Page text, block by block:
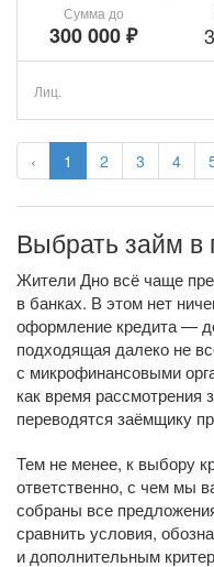
‹ 1 2 3 4
Сумма до
300 000 ₽
Лиц.
Выбрать займ в
Жители Дно всё чаще
в банках. В этом нет
оформление кредита —
подходящая далеко не
с микрофинансовыми
как время рассмотрения
переводятся заёмщику
Тем не менее, к выбору
ответственно, с чем мы
собраны все
сравнить условия,
и дополнительным